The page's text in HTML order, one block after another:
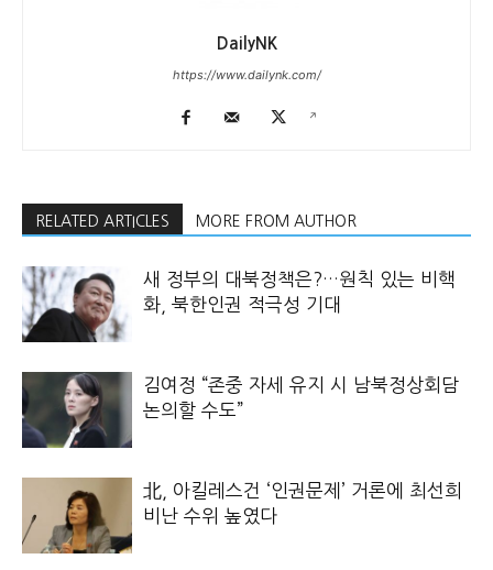
DailyNK
https://www.dailynk.com/
RELATED ARTICLES MORE FROM AUTHOR
새 정부의 대북정책은?…원칙 있는 비핵
화, 북한인권 적극성 기대
김여정 “존중 자세 유지 시 남북정상회담
논의할 수도”
北, 아킬레스건 ‘인권문제’ 거론에 최선희
비난 수위 높였다